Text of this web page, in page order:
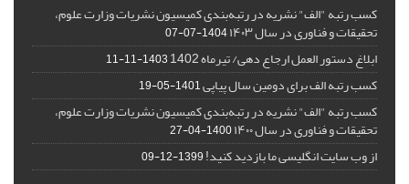
کسب رتبه "الف" نشریه در رتبه‌بندی کمیسیون نشریات وزارت علوم،
تحقیقات و فناوری در سال ۱۴۰۳ 1404-07-07
ابلاغ دستور العمل ارجاع دهی/ تیرماه 1402 1403-11-11
کسب رتبه الف برای دومین سال پیاپی1401-05-19
کسب رتبه "الف" نشریه در رتبه‌بندی کمیسیون نشریات وزارت علوم،
تحقیقات و فناوری در سال ۱۴۰۰ 1400-04-27
از وب سایت انگلیسی ما بازدید کنید!1399-12-09